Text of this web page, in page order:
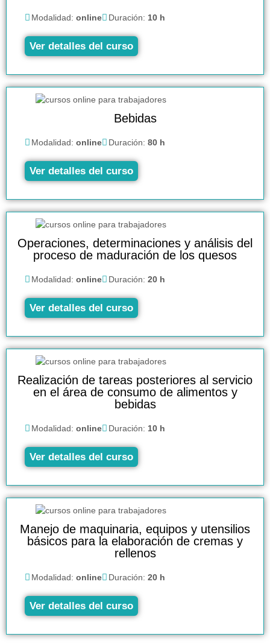
Modalidad: online Duración: 10 h
Ver detalles del curso
Bebidas
Modalidad: online Duración: 80 h
Ver detalles del curso
Operaciones, determinaciones y análisis del
proceso de maduración de los quesos
Modalidad: online Duración: 20 h
Ver detalles del curso
Realización de tareas posteriores al servicio
en el área de consumo de alimentos y
bebidas
Modalidad: online Duración: 10 h
Ver detalles del curso
Manejo de maquinaria, equipos y utensilios
básicos para la elaboración de cremas y
rellenos
Modalidad: online Duración: 20 h
Ver detalles del curso